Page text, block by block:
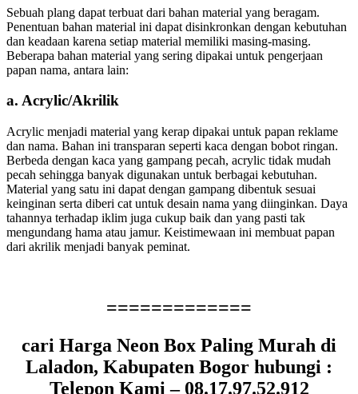
Sebuah plang dapat terbuat dari bahan material yang beragam.
Penentuan bahan material ini dapat disinkronkan dengan kebutuhan
dan keadaan karena setiap material memiliki masing-masing.
Beberapa bahan material yang sering dipakai untuk pengerjaan
papan nama, antara lain:
a. Acrylic/Akrilik
Acrylic menjadi material yang kerap dipakai untuk papan reklame
dan nama. Bahan ini transparan seperti kaca dengan bobot ringan.
Berbeda dengan kaca yang gampang pecah, acrylic tidak mudah
pecah sehingga banyak digunakan untuk berbagai kebutuhan.
Material yang satu ini dapat dengan gampang dibentuk sesuai
keinginan serta diberi cat untuk desain nama yang diinginkan. Daya
tahannya terhadap iklim juga cukup baik dan yang pasti tak
mengundang hama atau jamur. Keistimewaan ini membuat papan
dari akrilik menjadi banyak peminat.
=============
cari Harga Neon Box Paling Murah di
Laladon, Kabupaten Bogor hubungi :
Telepon Kami – 08.17.97.52.912